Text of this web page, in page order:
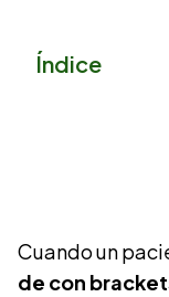
Índice
Cuando un
de con